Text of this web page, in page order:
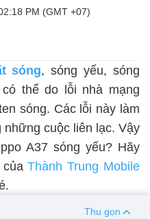
Thay main Unlock - Mở Khoá
Màn hình Google Pixel
Pin Oppo Pin Xiaomi
PM (GMT +07)
sóng, sóng yếu, sóng
thể do lỗi nhà mạng
sóng. Các lỗi này làm
cuộc liên lạc. Vậy
A37 sóng yếu? Hãy
củaThành Trung Mobile
Thu gọn